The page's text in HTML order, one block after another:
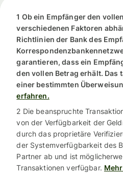
1 Ob ein Empfänger den
verschiedenen Faktoren
Richtlinien der Bank des
garantieren, dass ein
den vollen Betrag erhält. Das
einer bestimmten
erfahren.
2 Die beanspruchte
von der Verfügbarkeit der
durch das proprietäre
der Systemverfügbarkeit des
Partner ab und ist
Transaktionen verfügbar.